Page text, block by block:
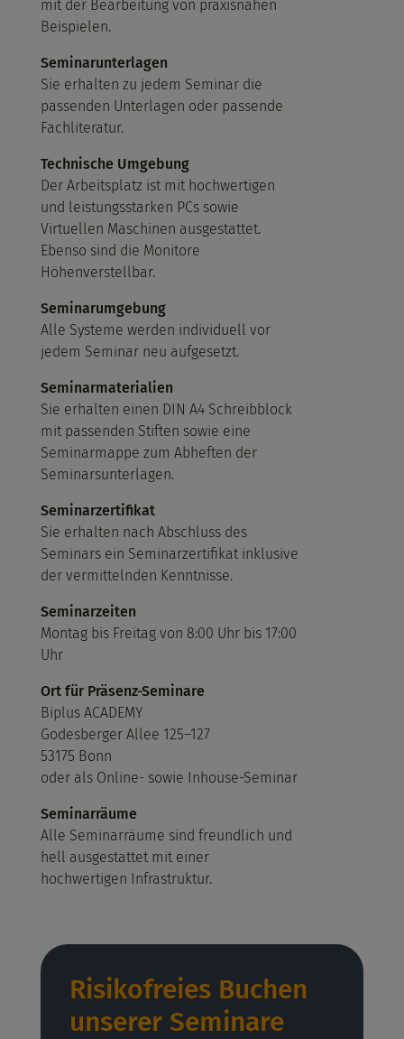
mit der Bearbeitung von praxisnahen
Beispielen.
Seminarunterlagen
Sie erhalten zu jedem Seminar die
passenden Unterlagen oder passende
Fachliteratur.
Technische Umgebung
Der Arbeitsplatz ist mit hochwertigen
und leistungsstarken PCs sowie
Virtuellen Maschinen ausgestattet.
Ebenso sind die Monitore
Höhenverstellbar.
Seminarumgebung
Alle Systeme werden individuell vor
jedem Seminar neu aufgesetzt.
Seminarmaterialien
Sie erhalten einen DIN A4 Schreibblock
mit passenden Stiften sowie eine
Seminarmappe zum Abheften der
Seminarsunterlagen.
Seminarzertifikat
Sie erhalten nach Abschluss des
Seminars ein Seminarzertifikat inklusive
der vermittelnden Kenntnisse.
Seminarzeiten
Montag bis Freitag von 8:00 Uhr bis 17:00
Uhr
Ort für Präsenz-Seminare
Biplus ACADEMY
Godesberger Allee 125–127
53175 Bonn
oder als Online- sowie Inhouse-Seminar
Seminarräume
Alle Seminarräume sind freundlich und
hell ausgestattet mit einer
hochwertigen Infrastruktur.
Risikofreies Buchen
unserer Seminare